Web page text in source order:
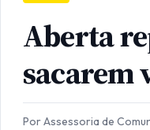
Aberta
sacarem
Por Assessoria de